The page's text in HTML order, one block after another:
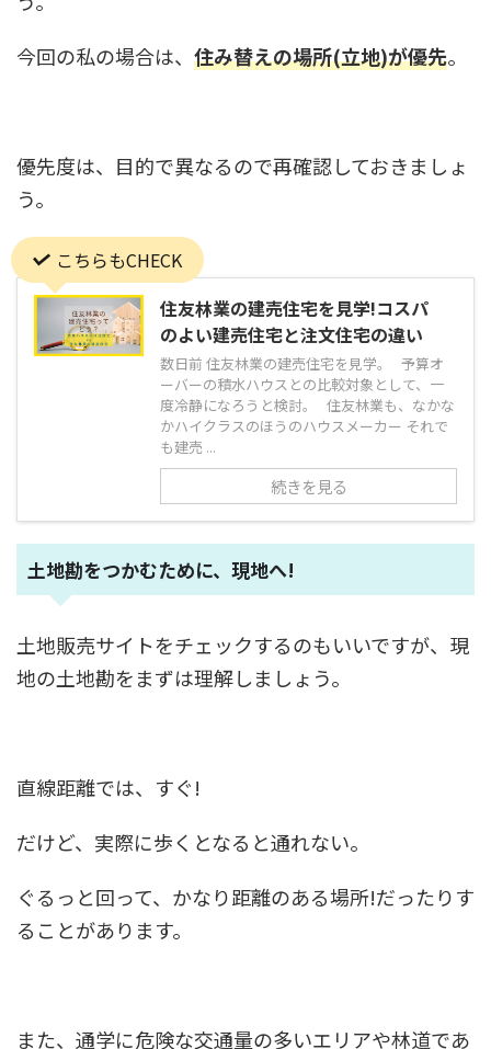
今回の私の場合は、 住み替えの場所(立地)が優先。
優先度は、目的で異なるので再確認しておきましょ
う。
こちらもCHECK
住友林業の建売住宅を見学!コスパ
のよい建売住宅と注文住宅の違い
数日前 住友林業の建売住宅を見学。 予算オ
ーバーの積水ハウスとの比較対象として、一
度冷静になろうと検討。 住友林業も、なかな
かハイクラスのほうのハウスメーカー それで
も建売 ...
続きを見る
土地勘をつかむために、現地へ!
土地販売サイトをチェックするのもいいですが、現
地の土地勘をまずは理解しましょう。
直線距離では、すぐ!
だけど、実際に歩くとなると通れない。
ぐるっと回って、かなり距離のある場所!だったりす
ることがあります。
また、通学に危険な交通量の多いエリアや林道であ